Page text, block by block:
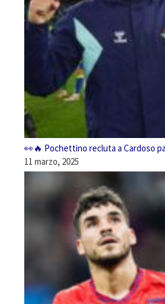
👀🔥 Pochettino recluta a Cardoso
11 marzo, 2025